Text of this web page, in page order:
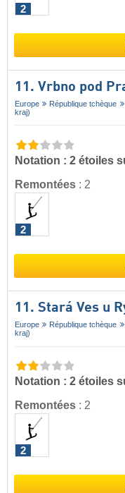
2
11. Vrbno pod
Europe République tchèque
kraj)
Notation : 2 étoiles
Remontées : 2
2
11. Stará Ves u
Europe République tchèque
kraj)
Notation : 2 étoiles
Remontées : 2
2